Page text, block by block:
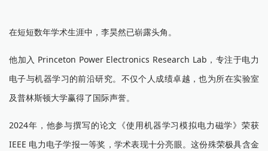
在短短数年学术生涯中，李昊然已崭露头角。
他加入 Princeton Power Electronics Research Lab，专注于电力
电子与机器学习的前沿研究。不仅个人成绩卓越，也为所在实验室
及普林斯顿大学赢得了国际声誉。
2024年，他参与撰写的论文《使用机器学习模拟电力磁学》荣获
IEEE 电力电子学报一等奖，学术表现十分亮眼。这份殊荣极具含金